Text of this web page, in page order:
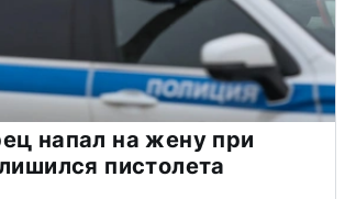
напал на жену при
пистолета